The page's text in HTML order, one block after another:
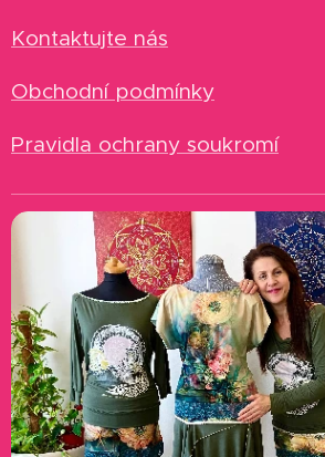
Kontaktujte nás
Obchodní podmínky
Pravidla ochrany soukromí